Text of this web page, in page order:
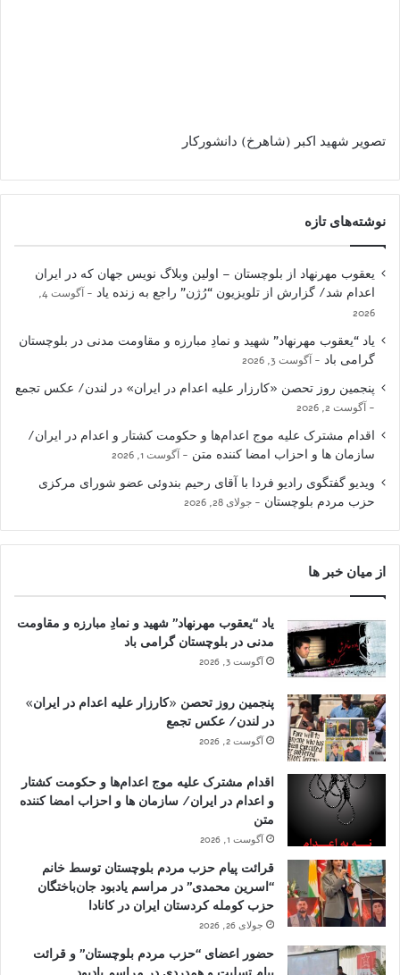
تصویر شهید اکبر (شاهرخ) دانشورکار
نوشته‌های تازه
یعقوب مهرنهاد از بلوچستان – اولین وبلاگ نویس جهان که در ایران
اعدام شد/ گزارش از تلویزیون “رُژن” راجع به زنده یاد
آگوست 4,
2026
یاد “یعقوب مهرنهاد” شهید و نمادِ مبارزه و مقاومت مدنی در بلوچستان
گرامی باد
آگوست 3, 2026
پنجمین روز تحصن «کارزار علیه اعدام در ایران» در لندن/ عکس تجمع
آگوست 2, 2026
اقدام مشترک علیه موج اعدام‌ها و حکومت کشتار و اعدام در ایران/
سازمان ها و احزاب امضا کننده متن
آگوست 1, 2026
ویدیو گفتگوی رادیو فردا با آقای رحیم بندوئی عضو شورای مرکزی
حزب مردم بلوچستان
جولای 28, 2026
از میان خبر ها
یاد “یعقوب مهرنهاد” شهید و نمادِ مبارزه و مقاومت
مدنی در بلوچستان گرامی باد
آگوست 3, 2026
پنجمین روز تحصن «کارزار علیه اعدام در ایران»
در لندن/ عکس تجمع
آگوست 2, 2026
اقدام مشترک علیه موج اعدام‌ها و حکومت کشتار
و اعدام در ایران/ سازمان ها و احزاب امضا کننده
متن
آگوست 1, 2026
قرائت پیام حزب مردم بلوچستان توسط خانم
“اسرین محمدی” در مراسم یادبود جان‌باختگان
حزب کومله کردستان ایران در کانادا
جولای 26, 2026
حضور اعضای “حزب مردم بلوچستان” و قرائت